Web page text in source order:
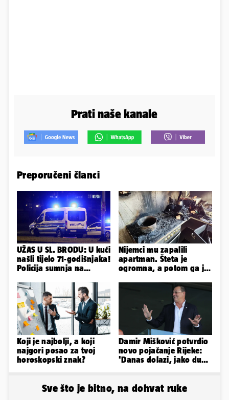
Prati naše kanale
Preporučeni članci
UŽAS U SL. BRODU: U kući
našli tijelo 71-godišnjaka!
Policija sumnja na
Nijemci mu zapalili
apartman. Šteta je
ogromna, a potom ga je
Koji je najbolji, a koji
najgori posao za tvoj
horoskopski znak?
Damir Mišković potvrdio
novo pojačanje Rijeke:
'Danas dolazi, jako dugo
Sve što je bitno, na dohvat ruke